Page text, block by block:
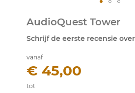
AudioQuest Tower
Schrijf de eerste recensie
vanaf
€ 45,00
tot
naar
begin
de
afbeeldingen-